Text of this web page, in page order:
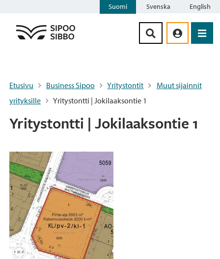
Suomi Svenska English
Etusivu Business Sipoo Yritystontit
Muut sijainnit
yrityksille
Yritystontti | Jokilaaksontie 1
Yritystontti | Jokilaaksontie 1